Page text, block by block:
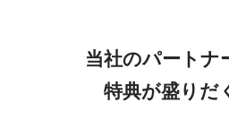
当社のパートナ
特典が盛りだ